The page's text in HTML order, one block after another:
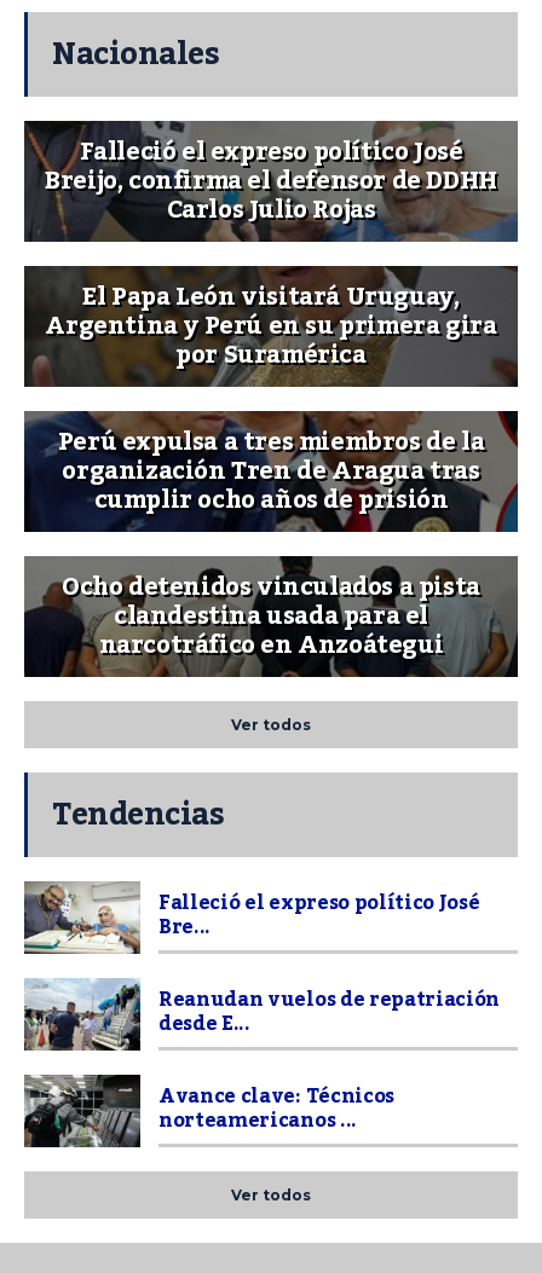
Nacionales
Falleció el expreso político José
Breijo, confirma el defensor de DDHH
Carlos Julio Rojas
El Papa León visitará Uruguay,
Argentina y Perú en su primera gira
por Suramérica
Perú expulsa a tres miembros de la
organización Tren de Aragua tras
cumplir ocho años de prisión
Ocho detenidos vinculados a pista
clandestina usada para el
narcotráfico en Anzoátegui
Ver todos
Tendencias
Falleció el expreso político José
Bre...
Reanudan vuelos de repatriación
desde E...
Avance clave: Técnicos
norteamericanos ...
Ver todos